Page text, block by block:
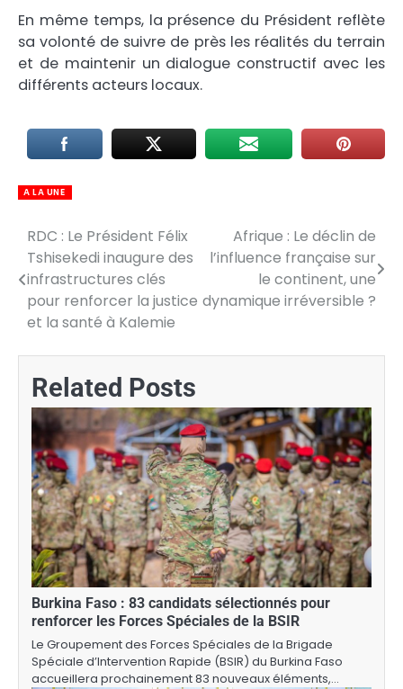
En même temps, la présence du Président reflète
sa volonté de suivre de près les réalités du terrain
et de maintenir un dialogue constructif avec les
différents acteurs locaux.
A LA UNE
Navigation
de
l’article
RDC : Le Président Félix
Tshisekedi inaugure des
infrastructures clés
pour renforcer la justice
et la santé à Kalemie
Afrique : Le déclin de
l’influence française sur
le continent, une
dynamique irréversible ?
Related Posts
Burkina Faso : 83 candidats sélectionnés pour
renforcer les Forces Spéciales de la BSIR
Le Groupement des Forces Spéciales de la Brigade
Spéciale d’Intervention Rapide (BSIR) du Burkina Faso
accueillera prochainement 83 nouveaux éléments,…